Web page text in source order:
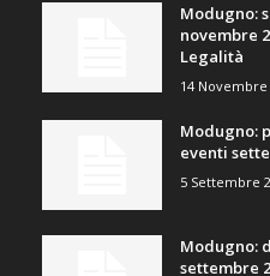
Modugno:
novembre
Legalità
14 Novembre
Modugno:
eventi
5 Settembre
Modugno:
settembre